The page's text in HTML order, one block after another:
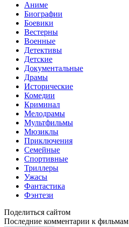
Аниме
Биографии
Боевики
Вестерны
Военные
Детективы
Детские
Документальные
Драмы
Исторические
Комедии
Криминал
Мелодрамы
Мультфильмы
Мюзиклы
Приключения
Семейные
Спортивные
Триллеры
Ужасы
Фантастика
Фэнтези
Поделиться сайтом
Последние комментарии к фильмам